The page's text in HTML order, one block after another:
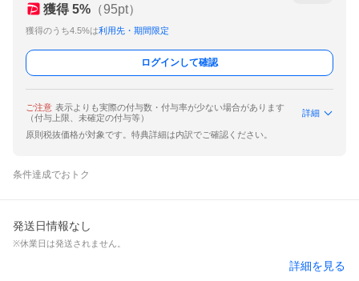
獲得 5% （95pt）
獲得のうち4.5%は利用先・期間限定
ログインして確認
ご注意 表示よりも実際の付与数・付与率が少ない場合があります
（付与上限、未確定の付与等）
詳細
原則税抜価格が対象です。特典詳細は内訳でご確認ください。
条件達成でおトク
発送日情報なし
※休業日は発送されません。
詳細を見る